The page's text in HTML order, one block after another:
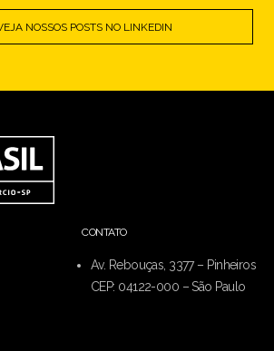
NOSSOS POSTS NO LINKEDIN
CONTATO
Av. Rebouças, 3377 – Pinheiros
CEP: 04122-000 – São Paulo